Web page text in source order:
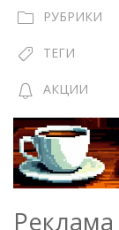
РУБРИКИ
ТЕГИ
АКЦИИ
Реклама